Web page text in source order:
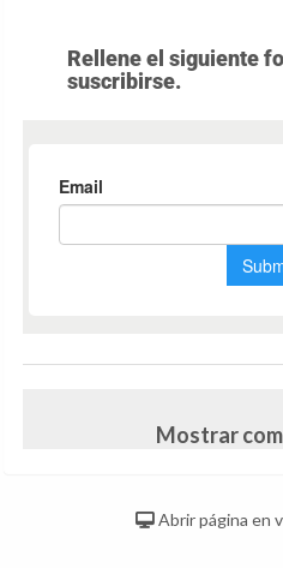
Rellene el siguiente
suscribirse.
Mostrar
Abrir página en